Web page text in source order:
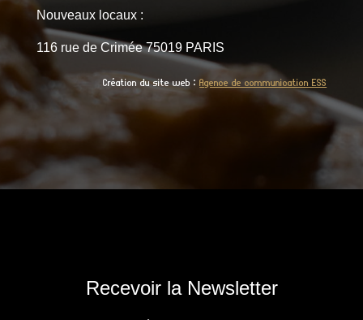
Nouveaux locaux :
116 rue de Crimée 75019 PARIS
Création du site web :Agence de communication ESS
Recevoir la Newsletter